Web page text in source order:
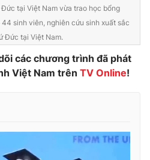
Shorts video
VTV Thể thao
Tấm lòng Việt
Đức tại Việt Nam vừa trao học bổng
44 sinh viên, nghiên cứu sinh xuất sắc
Đức tại Việt Nam.
các chương trình đã phát
Việt Nam trên TV Online!